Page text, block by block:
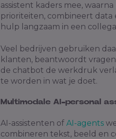
assistent kaders mee,
prioriteiten, combineert
hulp langzaam in een
Veel bedrijven gebruiken
klanten, beantwoordt
de chatbot de werkdruk
te worden in wat je doet.
Multimodale AI-personal
AI-assistenten of AI-agents
combineren tekst, beeld en